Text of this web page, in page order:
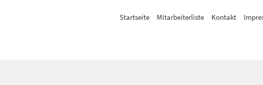
Startseite Mitarbeiterliste Kontakt